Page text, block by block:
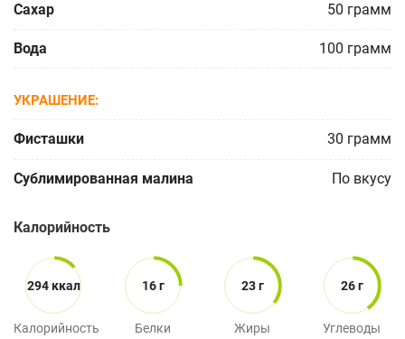
Сахар 50 грамм
Вода 100 грамм
УКРАШЕНИЕ
Фисташки 30 грамм
Сублимированная малина По вкусу
Калорийность
294 ккал
Калорийность
16 г
Белки
23 г
Жиры
26 г
Углеводы